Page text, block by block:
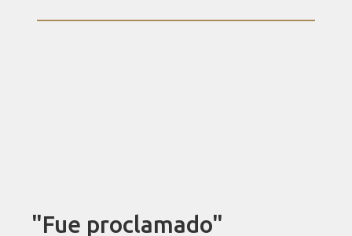
"Fue proclamado"